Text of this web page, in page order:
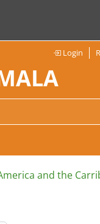
Login
and the